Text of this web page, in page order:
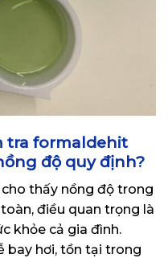
tra formaldehit
độ quy định?
thấy nồng độ trong
điều quan trọng là
khỏe cả gia đình.
bay hơi, tồn tại trong